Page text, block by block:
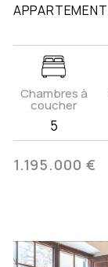
Chambres à
coucher
5
1.195.000 €